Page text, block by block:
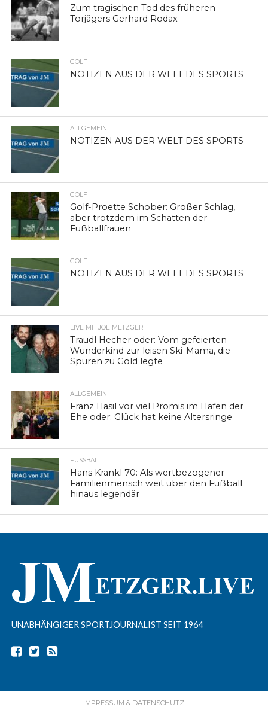
Zum tragischen Tod des früheren
Torjägers Gerhard Rodax
GOLF
NOTIZEN AUS DER WELT DES SPORTS
ALLGEMEIN
NOTIZEN AUS DER WELT DES SPORTS
GOLF
Golf-Proette Schober: Großer Schlag,
aber trotzdem im Schatten der
Fußballfrauen
GOLF
NOTIZEN AUS DER WELT DES SPORTS
LIVE MIT JOE METZGER
Traudl Hecher oder: Vom gefeierten
Wunderkind zur leisen Ski-Mama, die
Spuren zu Gold legte
ALLGEMEIN
Franz Hasil vor viel Promis im Hafen der
Ehe oder: Glück hat keine Altersringe
FUSSBALL
Hans Krankl 70: Als wertbezogener
Familienmensch weit über den Fußball
hinaus legendär
UNABHÄNGIGER SPORTJOURNALIST SEIT 1964
IMPRESSUM & DATENSCHUTZ